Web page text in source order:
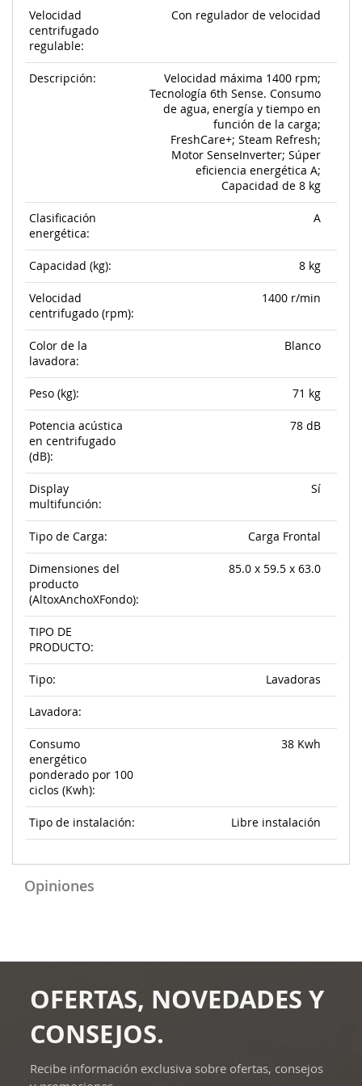
Velocidad
centrifugado
regulable:
Con regulador de velocidad
Descripción:
Velocidad máxima 1400 rpm;
Tecnología 6th Sense. Consumo
de agua, energía y tiempo en
función de la carga;
FreshCare+; Steam Refresh;
Motor SenseInverter; Súper
eficiencia energética A;
Capacidad de 8 kg
Clasificación
energética:
A
Capacidad (kg): 8 kg
Velocidad
centrifugado (rpm):
1400 r/min
Color de la
lavadora:
Blanco
Peso (kg): 71 kg
Potencia acústica
en centrifugado
(dB):
78 dB
Display
multifunción:
Sí
Tipo de Carga: Carga Frontal
Dimensiones del
producto
(AltoxAnchoXFondo):
85.0 x 59.5 x 63.0
TIPO DE
PRODUCTO:
Tipo: Lavadoras
Lavadora:
Consumo
energético
ponderado por 100
ciclos (Kwh):
38 Kwh
Tipo de instalación: Libre instalación
Opiniones
OFERTAS, NOVEDADES Y
CONSEJOS.
Recibe información exclusiva sobre ofertas, consejos